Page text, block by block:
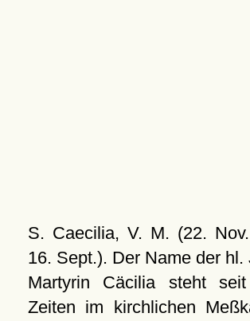
S. Caecilia, V. M. (22.
16. Sept.). Der Name der hl.
Martyrin Cäcilia steht
Zeiten im kirchlichen